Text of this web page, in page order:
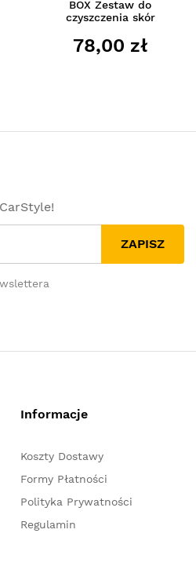
BOX Zestaw do
czyszczenia skór
78,00 zł
ZAPISZ
Informacje
Koszty Dostawy
Formy Płatności
Polityka Prywatności
Regulamin